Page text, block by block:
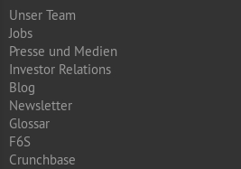
Unser Team
Jobs
Presse und Medien
Investor Relations
Blog
Newsletter
Glossar
F6S
Crunchbase